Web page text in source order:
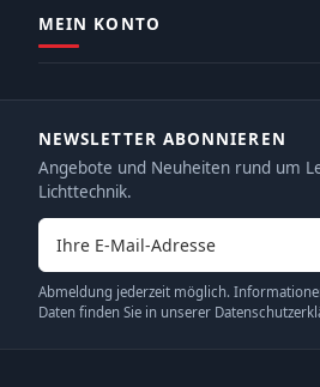
MEIN KONTO
NEWSLETTER ABONNIEREN
Angebote und Neuheiten rund um
Lichttechnik.
E-Mail-Adresse
Abmeldung jederzeit möglich.
Daten finden Sie in unserer